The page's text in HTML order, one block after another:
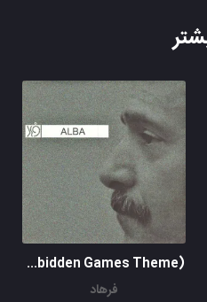
Romane Of Love ( Forbidden Games Theme)
فرهاد